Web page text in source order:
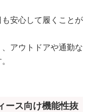
安心して履くことが
アウトドアや通勤な
ース向け機能性抜